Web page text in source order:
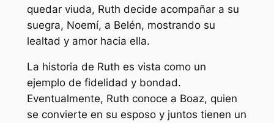
quedar viuda, Ruth decide acompañar a su
suegra, Noemí, a Belén, mostrando su
lealtad y amor hacia ella.
La historia de Ruth es vista como un
ejemplo de fidelidad y bondad.
Eventualmente, Ruth conoce a Boaz, quien
se convierte en su esposo y juntos tienen un